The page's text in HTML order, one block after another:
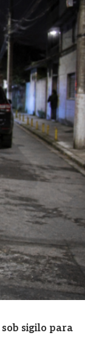
sigilo para